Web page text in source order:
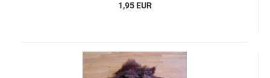
1,95 EUR